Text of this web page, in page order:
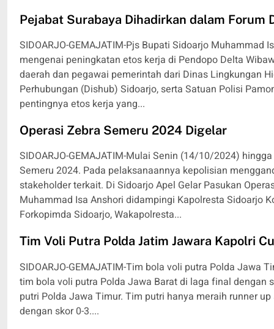
Pejabat Surabaya Dihadirkan dalam Forum
SIDOARJO-GEMAJATIM-Pjs Bupati Sidoarjo Muhammad
mengenai peningkatan etos kerja di Pendopo Delta
daerah dan pegawai pemerintah dari Dinas Lingkungan
Perhubungan (Dishub) Sidoarjo, serta Satuan Polisi
pentingnya etos kerja yang...
Operasi Zebra Semeru 2024 Digelar
SIDOARJO-GEMAJATIM-Mulai Senin (14/10/2024)
Semeru 2024. Pada pelaksanaannya kepolisian
stakeholder terkait. Di Sidoarjo Apel Gelar Pasukan
Muhammad Isa Anshori didampingi Kapolresta Sidoarjo
Forkopimda Sidoarjo, Wakapolresta...
Tim Voli Putra Polda Jatim Jawara Kapolri
SIDOARJO-GEMAJATIM-Tim bola voli putra Polda Jawa
tim bola voli putra Polda Jawa Barat di laga final
putri Polda Jawa Timur. Tim putri hanya meraih runner
dengan skor 0-3....